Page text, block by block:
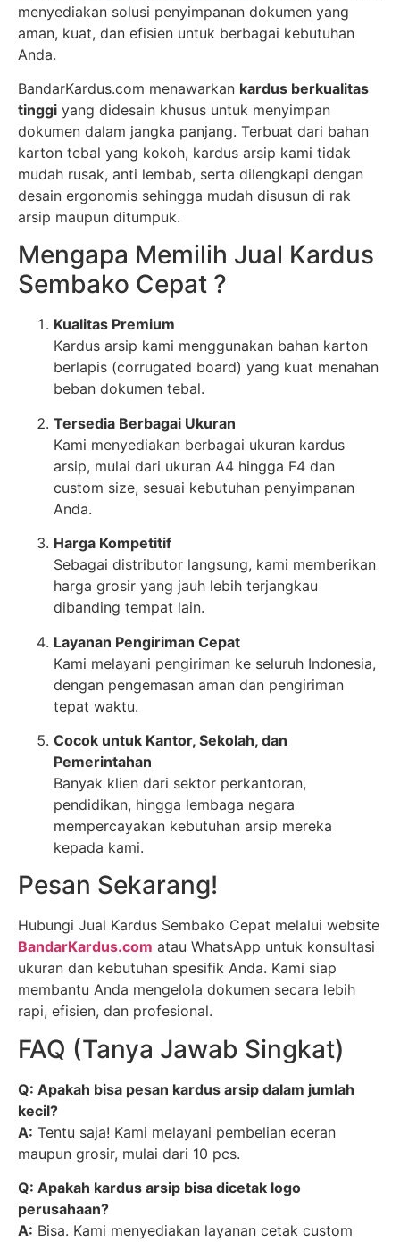
menyediakan solusi penyimpanan dokumen yang
aman, kuat, dan efisien untuk berbagai kebutuhan
Anda.
BandarKardus.com menawarkan kardus berkualitas
tinggi yang didesain khusus untuk menyimpan
dokumen dalam jangka panjang. Terbuat dari bahan
karton tebal yang kokoh, kardus arsip kami tidak
mudah rusak, anti lembab, serta dilengkapi dengan
desain ergonomis sehingga mudah disusun di rak
arsip maupun ditumpuk.
Mengapa Memilih Jual Kardus
Sembako Cepat ?
Kualitas Premium
Kardus arsip kami menggunakan bahan karton
berlapis (corrugated board) yang kuat menahan
beban dokumen tebal.
Tersedia Berbagai Ukuran
Kami menyediakan berbagai ukuran kardus
arsip, mulai dari ukuran A4 hingga F4 dan
custom size, sesuai kebutuhan penyimpanan
Anda.
Harga Kompetitif
Sebagai distributor langsung, kami memberikan
harga grosir yang jauh lebih terjangkau
dibanding tempat lain.
Layanan Pengiriman Cepat
Kami melayani pengiriman ke seluruh Indonesia,
dengan pengemasan aman dan pengiriman
tepat waktu.
Cocok untuk Kantor, Sekolah, dan
Pemerintahan
Banyak klien dari sektor perkantoran,
pendidikan, hingga lembaga negara
mempercayakan kebutuhan arsip mereka
kepada kami.
Pesan Sekarang!
Hubungi Jual Kardus Sembako Cepat melalui website
BandarKardus.com atau WhatsApp untuk konsultasi
ukuran dan kebutuhan spesifik Anda. Kami siap
membantu Anda mengelola dokumen secara lebih
rapi, efisien, dan profesional.
FAQ (Tanya Jawab Singkat)
Q: Apakah bisa pesan kardus arsip dalam jumlah
kecil?
A: Tentu saja! Kami melayani pembelian eceran
maupun grosir, mulai dari 10 pcs.
Q: Apakah kardus arsip bisa dicetak logo
perusahaan?
A: Bisa. Kami menyediakan layanan cetak custom